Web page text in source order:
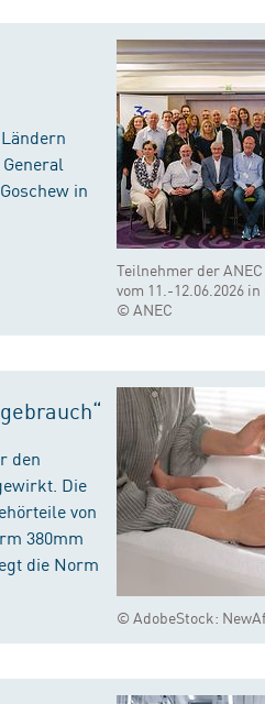
Teilnehmer der
vom 11.-12.06.2026
© ANEC
in
© AdobeStock:
den
Die
von
380mm
die Norm